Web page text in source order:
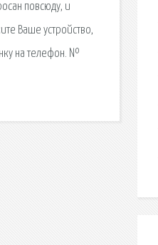
повсюду, и
Ваше устройство,
на телефон. №